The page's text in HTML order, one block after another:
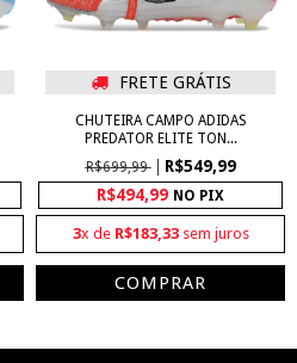
FRETE GRÁTIS
CHUTEIRA CAMPO ADIDAS
PREDATOR ELITE TON...
R$699,99
R$549,99
R$494,99 NO PIX
3x de R$183,33sem juros
COMPRAR